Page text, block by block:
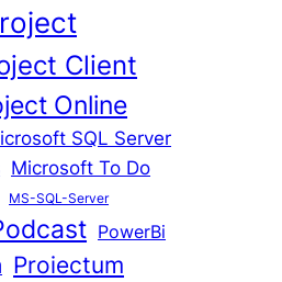
Client
Online
SQL Server
Microsoft To Do
MS-SQL-Server
PowerBi
Proiectum